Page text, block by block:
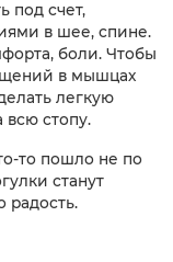
под счет,
в шее, спине.
боли. Чтобы
в мышцах
легкую
всю стопу.
то пошло не по
станут
радость.